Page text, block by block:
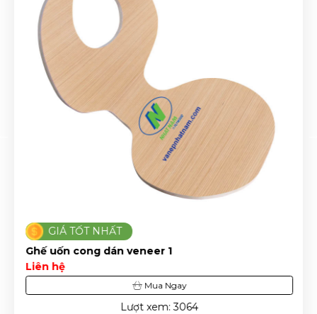
GIÁ TỐT NHẤT
Ghế uốn cong dán veneer 1
Liên hệ
Mua Ngay
Lượt xem: 3064